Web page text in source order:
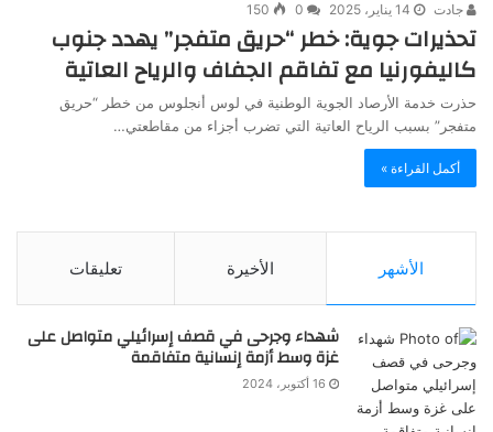
جادت 14 يناير، 2025 0
150
تحذيرات جوية: خطر “حريق متفجر” يهدد جنوب
كاليفورنيا مع تفاقم الجفاف والرياح العاتية
حذرت خدمة الأرصاد الجوية الوطنية في لوس أنجلوس من خطر “حريق
متفجر” بسبب الرياح العاتية التي تضرب أجزاء من مقاطعتي…
أكمل القراءة »
الأشهر الأخيرة تعليقات
شهداء وجرحى في قصف إسرائيلي متواصل على
غزة وسط أزمة إنسانية متفاقمة
16 أكتوبر، 2024